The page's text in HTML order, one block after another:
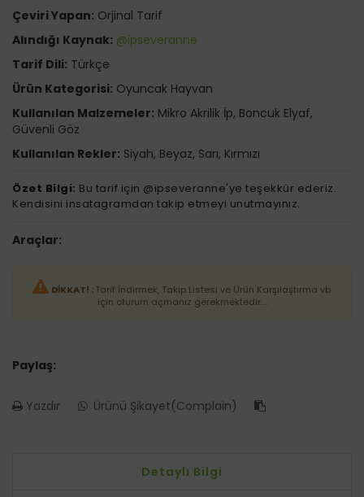
Çeviri Yapan: Orjinal Tarif
Alındığı Kaynak: @ipseveranne
Tarif Dili: Türkçe
Ürün Kategorisi: Oyuncak Hayvan
Kullanılan Malzemeler: Mikro Akrilik İp, Boncuk Elyaf,
Güvenli Göz
Kullanılan Rekler: Siyah, Beyaz, Sarı, Kırmızı
Özet Bilgi: Bu tarif için @ipseveranne'ye teşekkür ederiz.
Kendisini insatagramdan takip etmeyi unutmayınız.
Araçlar:
DİKKAT! :Tarif İndirmek, Takip Listesi ve Ürün Karşılaştırma vb.
için oturum açmanız gerekmektedir....
Paylaş:
Yazdır Ürünü Şikayet(Complain)
Detaylı Bilgi